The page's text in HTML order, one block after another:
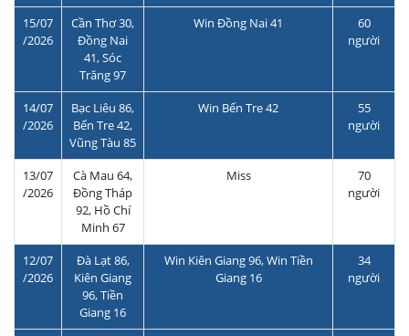
15/07
/2026
Cần Thơ 30,
Đồng Nai
41, Sóc
Trăng 97
Win Đồng Nai 41
60
người
14/07
/2026
Bạc Liêu 86,
Bến Tre 42,
Vũng Tàu 85
Win Bến Tre 42
55
người
13/07
/2026
Cà Mau 64,
Đồng Tháp
92, Hồ Chí
Minh 67
Miss
70
người
12/07
/2026
Đà Lạt 86,
Kiên Giang
96, Tiền
Giang 16
Win Kiên Giang 96, Win Tiền
Giang 16
34
người